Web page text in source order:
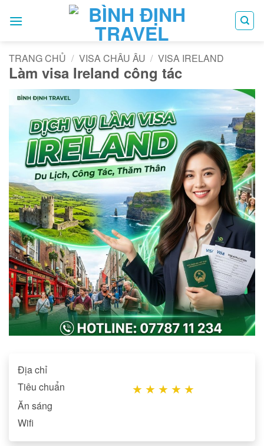
qua
TRANG CHỦ / VISA CHÂU ÂU / VISA IRELAND
Làm visa Ireland công tác
Địa chỉ
Tiêu chuẩn
★ ★ ★ ★ ★
Ăn sáng
Wifi